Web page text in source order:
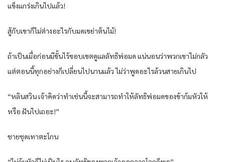
แข็งแกร่ง​เกินไป​แล้ว​!
สู้กับ​เขา​ก็​ไม่ต่าง​อะไร​กับ​มด​เขย่า​ต้นไม้​!
ถ้าเป็น​เมื่อก่อน​มีขั้น​ไร้​ขอบเขต​ดูแล​ลัทธิ​พ่อ​มด​ แน่นอน​ว่า​พวกเขา​ไม่กลัว​
แต่​ตอนนี้​ทุกอย่าง​ก็​เปลี่ยนไป​นาน​แล้ว​ ไม่ว่า​พูด​อะไร​ล้วน​สาย​เกินไป​
“หลิน​สวิน​ เจ้าคิด​ว่า​ทำ​เช่นนี้​จะสามารถ​ทำให้​ลัทธิ​พ่อ​มด​ของ​ข้า​ก้มหัว​ให้​
หรือ​ ฝัน​ไป​เถอะ​!”
ชาย​ชุด​เทา​ตะโกน​